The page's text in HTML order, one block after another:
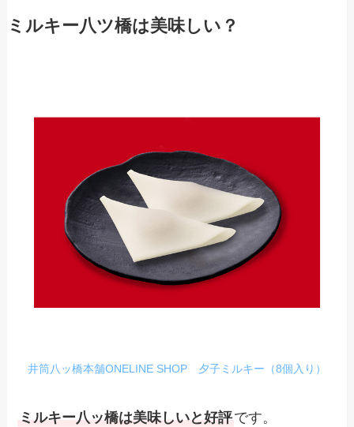
ミルキー八ツ橋は美味しい？
井筒八ッ橋本舗ONELINE SHOP 夕子ミルキー（8個入り）
ミルキー八ッ橋は美味しいと好評です。